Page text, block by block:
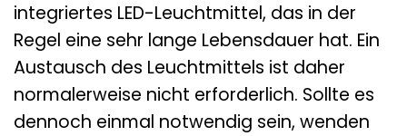
integriertes LED-Leuchtmittel, das in der
Regel eine sehr lange Lebensdauer hat. Ein
Austausch des Leuchtmittels ist daher
normalerweise nicht erforderlich. Sollte es
dennoch einmal notwendig sein, wenden